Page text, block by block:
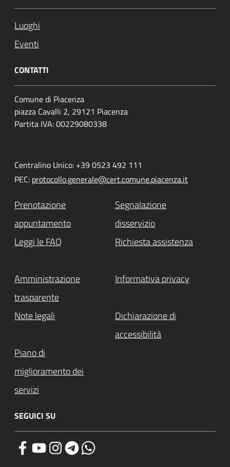
Luoghi
Eventi
CONTATTI
Comune di Piacenza
piazza Cavalli 2, 29121 Piacenza
Partita IVA: 00229080338
Centralino Unico: +39 0523 492 111
PEC: protocollo.generale@cert.comune.piacenza.it
Prenotazione
appuntamento
Segnalazione
disservizio
Leggi le FAQ
Richiesta assistenza
Amministrazione
trasparente
Informativa privacy
Note legali
Dichiarazione di
accessibilità
Piano di
miglioramento dei
servizi
SEGUICI SU